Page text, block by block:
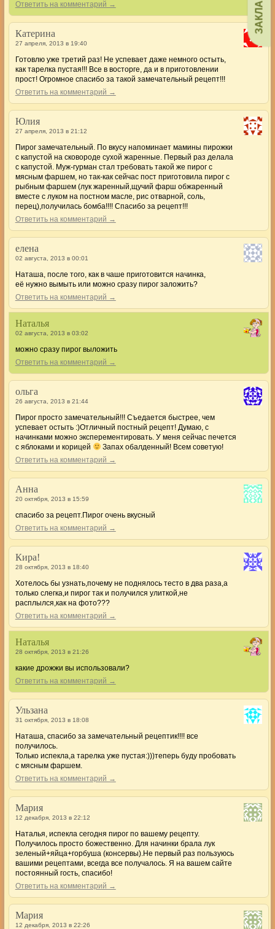
Ответить на комментарий →
Катерина
27 апреля, 2013 в 19:40
Готовлю уже третий раз! Не успевает даже немного остыть,
как тарелка пустая!!! Все в восторге, да и в приготовлении
прост! Огромное спасибо за такой замечательный рецепт!!!
Ответить на комментарий →
Юлия
27 апреля, 2013 в 21:12
Пирог замечательный. По вкусу напоминает мамины пирожки
с капустой на сковороде сухой жаренные. Первый раз делала
с капустой. Муж-гурман стал требовать такой же пирог с
мясным фаршем, но так-как сейчас пост приготовила пирог с
рыбным фаршем (лук жаренный,щучий фарш обжаренный
вместе с луком на постном масле, рис отварной, соль,
перец),получилась бомба!!!! Спасибо за рецепт!!!
Ответить на комментарий →
елена
02 августа, 2013 в 00:01
Наташа, после того, как в чаше приготовится начинка,
её нужно вымыть или можно сразу пирог заложить?
Ответить на комментарий →
Наталья
02 августа, 2013 в 03:02
можно сразу пирог выложить
Ответить на комментарий →
ольга
26 августа, 2013 в 21:44
Пирог просто замечательный!!! Съедается быстрее, чем
успевает остыть :)Отличный постный рецепт! Думаю, с
начинками можно эксперементировать. У меня сейчас печется
с яблоками и корицей
Запах обалденный! Всем советую!
Ответить на комментарий →
Анна
20 октября, 2013 в 15:59
спасибо за рецепт.Пирог очень вкусный
Ответить на комментарий →
Кира!
28 октября, 2013 в 18:40
Хотелось бы узнать,почему не поднялось тесто в два раза,а
только слегка,и пирог так и получился улиткой,не
расплылся,как на фото???
Ответить на комментарий →
Наталья
28 октября, 2013 в 21:26
какие дрожжи вы использовали?
Ответить на комментарий →
Ульзана
31 октября, 2013 в 18:08
Наташа, спасибо за замечательный рецептик!!!! все
получилось.
Только испекла,а тарелка уже пустая:)))теперь буду пробовать
с мясным фаршем.
Ответить на комментарий →
Мария
12 декабря, 2013 в 22:12
Наталья, испекла сегодня пирог по вашему рецепту.
Получилось просто божественно. Для начинки брала лук
зеленый+яйца+горбуша (консервы).Не первый раз пользуюсь
вашими рецептами, всегда все получалось. Я на вашем сайте
постоянный гость, спасибо!
Ответить на комментарий →
Мария
12 декабря, 2013 в 22:26